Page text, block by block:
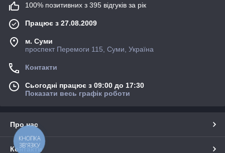
100% позитивних з 395 відгуків за рік
Працює з 27.08.2009
м. Суми
проспект Перемоги 115, Суми, Україна
Контакти
Сьогодні працює з 09:00 до 17:30
Показати весь графік роботи
Про нас
Контакти
КНОПКА
ЗВ'ЯЗКУ